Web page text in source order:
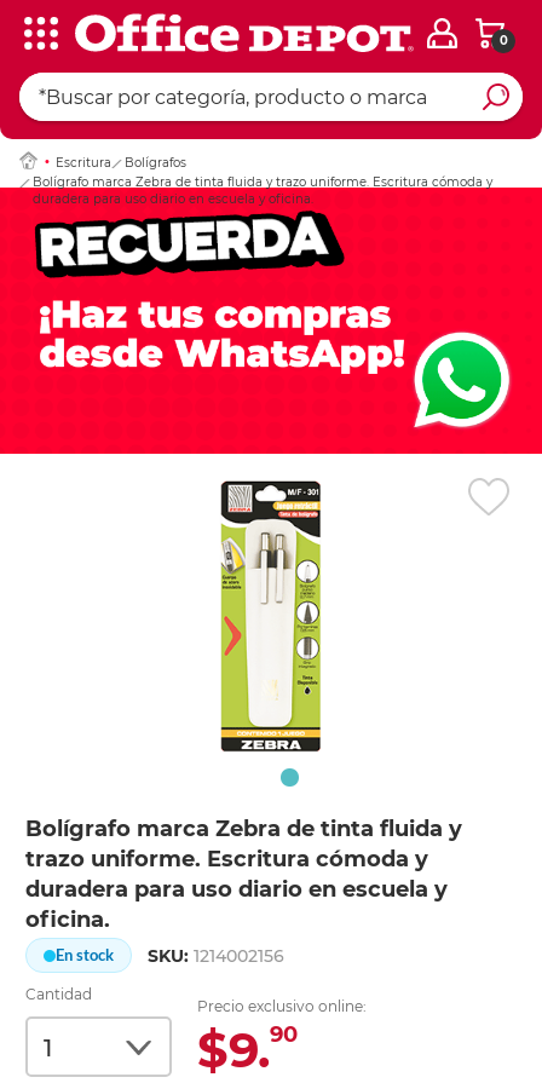
0
Escritura
Bolígrafos
Bolígrafo marca Zebra de tinta fluida y trazo uniforme. Escritura cómoda y
duradera para uso diario en escuela y oficina.
Bolígrafo marca Zebra de tinta fluida y
trazo uniforme. Escritura cómoda y
duradera para uso diario en escuela y
oficina.
En stock SKU:1214002156
Cantidad
Precio exclusivo online:
$9.90
Ingresar Codigo